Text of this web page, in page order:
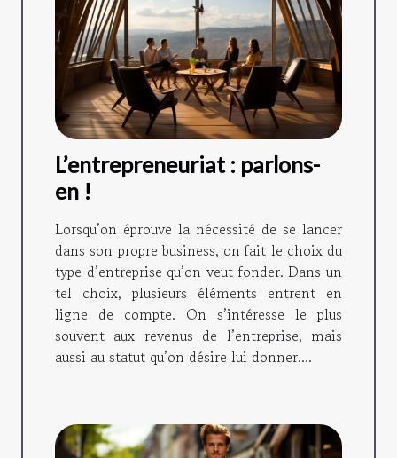
L’entrepreneuriat : parlons-
en !
Lorsqu’on éprouve la nécessité de se lancer
dans son propre business, on fait le choix du
type d’entreprise qu’on veut fonder. Dans un
tel choix, plusieurs éléments entrent en
ligne de compte. On s’intéresse le plus
souvent aux revenus de l’entreprise, mais
aussi au statut qu’on désire lui donner....